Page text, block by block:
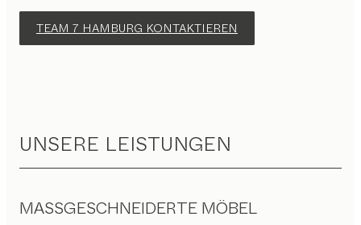
TEAM 7 HAMBURG KONTAKTIEREN
UNSERE LEISTUNGEN
MASSGESCHNEIDERTE MÖBEL